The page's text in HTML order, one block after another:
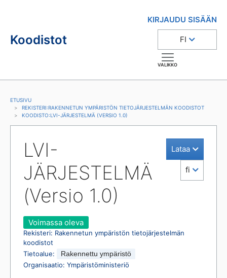
Koodistot
KIRJAUDU SISÄÄN
FI
VALIKKO
ETUSIVU
REKISTERI:RAKENNETUN YMPÄRISTÖN TIETOJÄRJESTELMÄN KOODISTOT
KOODISTO:LVI-JÄRJESTELMÄ (VERSIO 1.0)
LVI-
JÄRJESTELMÄ
(Versio 1.0)
Lataa
fi
Voimassa oleva
Rekisteri: Rakennetun ympäristön tietojärjestelmän
koodistot
Tietoalue: Rakennettu ympäristö
Organisaatio: Ympäristöministeriö